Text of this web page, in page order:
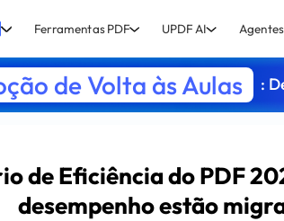
Ferramentas PDF UPDF AI
de Volta às Aulas :
de Eficiência do PDF
desempenho estão